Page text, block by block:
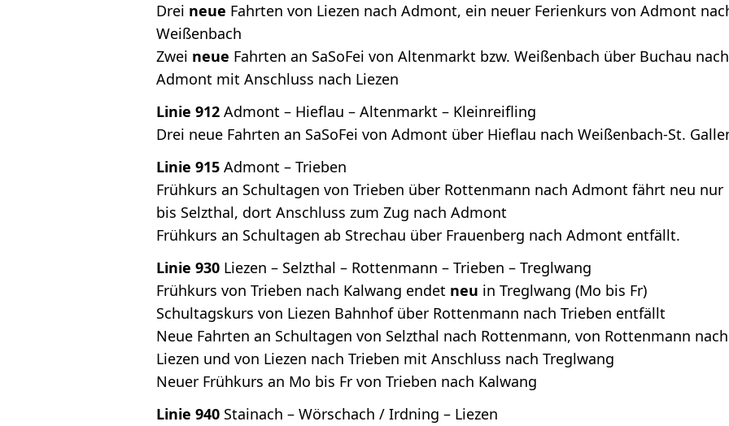
Drei neue Fahrten von Liezen nach Admont, ein neuer Ferienkurs von Admont
Weißenbach
Zwei neue Fahrten an SaSoFei von Altenmarkt bzw. Weißenbach über Buchau nach
Admont mit Anschluss nach Liezen
Linie 912 Admont – Hieflau – Altenmarkt – Kleinreifling
Drei neue Fahrten an SaSoFei von Admont über Hieflau nach Weißenbach-St.
Linie 915 Admont – Trieben
Frühkurs an Schultagen von Trieben über Rottenmann nach Admont fährt neu nur
bis Selzthal, dort Anschluss zum Zug nach Admont
Frühkurs an Schultagen ab Strechau über Frauenberg nach Admont entfällt.
Linie 930 Liezen – Selzthal – Rottenmann – Trieben – Treglwang
Frühkurs von Trieben nach Kalwang endet neu in Treglwang (Mo bis Fr)
Schultagskurs von Liezen Bahnhof über Rottenmann nach Trieben entfällt
Neue Fahrten an Schultagen von Selzthal nach Rottenmann, von Rottenmann nach
Liezen und von Liezen nach Trieben mit Anschluss nach Treglwang
Neuer Frühkurs an Mo bis Fr von Trieben nach Kalwang
Linie 940 Stainach – Wörschach / Irdning – Liezen